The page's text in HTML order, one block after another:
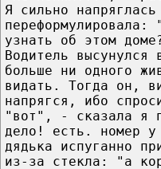
Я сильно
узнать об этом
Водитель
больше ни одного
видать. Тогда он,
напрягся, ибо
"вот", - сказала я
дело! есть. номер у
дядька испуганно
из-за стекла: "а